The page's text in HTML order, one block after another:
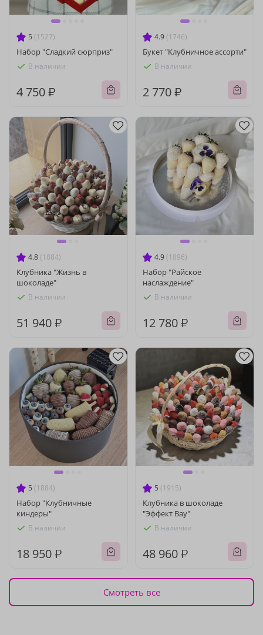
5 (1527)
Набор "Сладкий сюрприз"
В наличии
4 750 ₽
4.9 (1746)
Букет "Клубничное ассорти"
В наличии
2 770 ₽
4.8 (1884)
Клубника "Жизнь в
шоколаде"
В наличии
51 940 ₽
4.9 (1896)
Набор "Райское
наслаждение"
В наличии
12 780 ₽
5 (1884)
Набор "Клубничные
киндеры"
В наличии
18 950 ₽
5 (1915)
Клубника в шоколаде
"Эффект Вау"
В наличии
48 960 ₽
Смотреть все